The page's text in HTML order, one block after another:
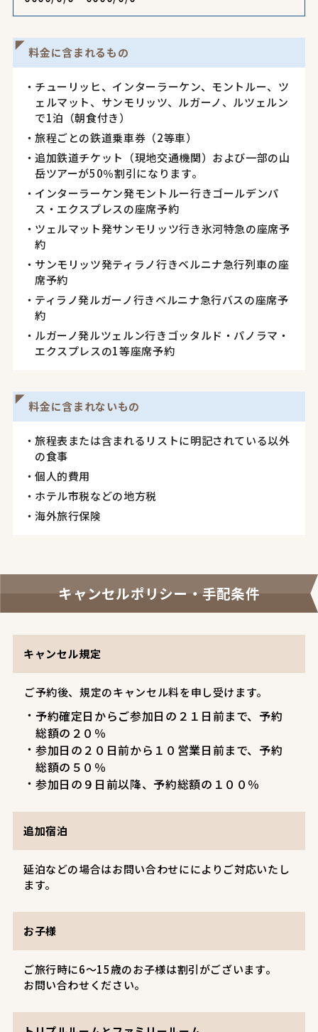
料金に含まれるもの
チューリッヒ、インターラーケン、モントルー、ツ
ェルマット、サンモリッツ、ルガーノ、ルツェルン
で1泊（朝食付き）
旅程ごとの鉄道乗車券（2等車）
追加鉄道チケット（現地交通機関）および一部の山
岳ツアーが50％割引になります。
インターラーケン発モントルー行きゴールデンパ
ス・エクスプレスの座席予約
ツェルマット発サンモリッツ行き氷河特急の座席予
約
サンモリッツ発ティラノ行きベルニナ急行列車の座
席予約
ティラノ発ルガーノ行きベルニナ急行バスの座席予
約
ルガーノ発ルツェルン行きゴッタルド・パノラマ・
エクスプレスの1等座席予約
料金に含まれないもの
旅程表または含まれるリストに明記されている以外
の食事
個人的費用
ホテル市税などの地方税
海外旅行保険
キャンセルポリシー・手配条件
キャンセル規定
ご予約後、規定のキャンセル料を申し受けます。
予約確定日からご参加日の２１日前まで、予約
総額の２０％
参加日の２０日前から１０営業日前まで、予約
総額の５０％
参加日の９日前以降、予約総額の１００％
追加宿泊
延泊などの場合はお問い合わせにによりご対応いたし
ます。
お子様
ご旅行時に6～15歳のお子様は割引がございます。
お問い合わせください。